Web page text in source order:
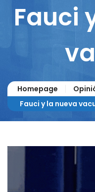
Reportajes
Fauci
Homepage
Fauci y la nueva